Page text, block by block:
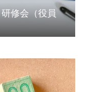
修会（役員